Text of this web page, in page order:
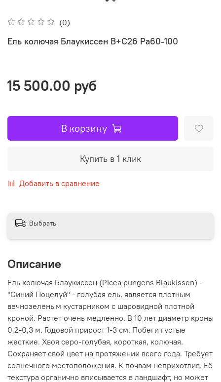
(0)
Ель колючая Блаукиссен В+С26 Ра60-100
15 500.00 руб
В корзину
Купить в 1 клик
Добавить в сравнение
Выбрать
Описание
Ель колючая Блаукиссен (Picea pungens Blaukissen) -
"Синий Поцелуй" - голубая ель, является плотным
вечнозеленым кустарником с шаровидной плотной
кроной. Растет очень медленно. В 10 лет диаметр кроны
0,2-0,3 м. Годовой прирост 1-3 см. Побеги густые
жесткие. Хвоя серо-голубая, короткая, колючая.
Сохраняет свой цвет на протяжении всего года. Требует
солнечного местоположения. К почвам неприхотлив. Её
текстура органично вписывается в ландшафт, но может